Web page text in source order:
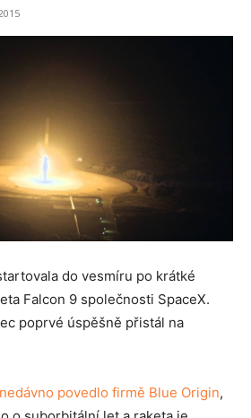
do vesmíru po krátké
Falcon 9 společnosti SpaceX.
poprvé úspěšně přistál na
povedlo firmě Blue Origin,